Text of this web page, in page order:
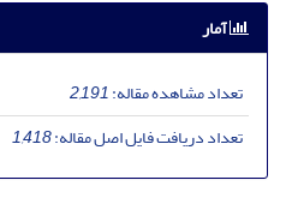
آمار
تعداد مشاهده مقاله:2,191
تعداد دریافت فایل اصل مقاله:1,418